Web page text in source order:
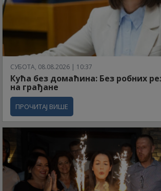
СУБОТА, 08.08.2026 | 10:37
Кућа без домаћина: Без робних
на грађане
ПРОЧИТАЈ ВИШЕ